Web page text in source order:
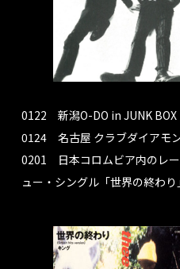
0122 新潟O-DO in JUNK BOX
0124 名古屋 クラブダイアモ
0201 日本コロムビア内のレ
ュー・シングル「世界の終わり